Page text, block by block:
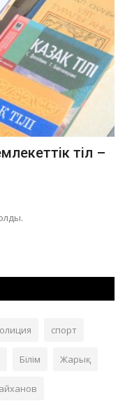
тіл –
спорт
Білім Жарық